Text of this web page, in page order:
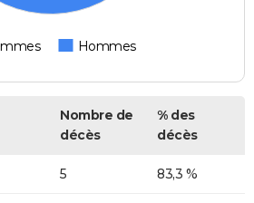
Hommes
Nombre de
décès
% des
décès
5 83,3 %